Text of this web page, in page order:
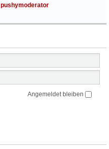
pushymoderator
Angemeldet bleiben